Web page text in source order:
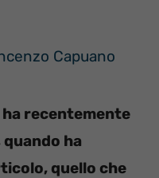
Capuano
recentemente
ha
quello che